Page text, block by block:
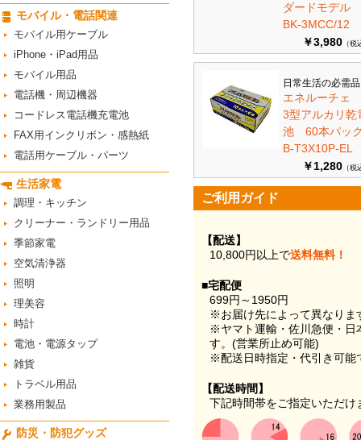
モバイル・電話関連
モバイル用ケーブル
iPhone・iPad用品
モバイル用品
電話機・周辺機器
コードレス電話機充電池
FAX用インクリボン・感熱紙
電話用ケーブル・パーツ
生活家電
調理・キッチン
クリーナー・ランドリー用品
季節家電
空気清浄器
照明
理美容
時計
電池・電源タップ
雑貨
トラベル用品
業務用製品
防災・防犯グッズ
ダードモデル
BK-3MCC/12
￥3,980 （税
日常生活の必需
エネルーチェ
3型アルカリ乾
池 60本パ
B-T3X10P-EL
￥1,280 （税
ご利用ガイド
【配送】
10,800円以上で送料無料！
■宅配便
699円～1950円
※お届け先によって異なりま
※ヤマト運輸・佐川急便・日
す。(営業所止め可能)
※配送日時指定・代引き可能
【配送時間】
下記時間帯をご指定いただけ